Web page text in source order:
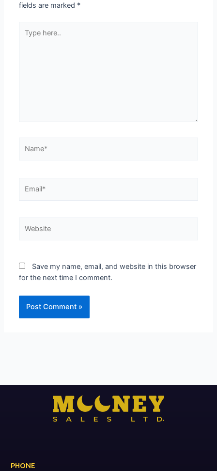
fields are marked *
here..
Save my name, email, and website in this browser
for the next time I comment.
PHONE